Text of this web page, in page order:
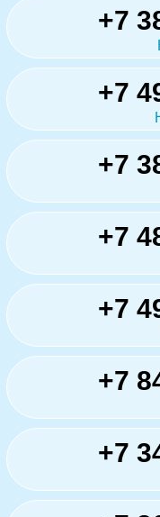
+7
+7
+7
+7
+7
+7
+7